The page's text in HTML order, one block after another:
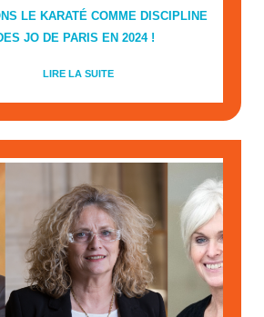
LE KARATÉ COMME DISCIPLINE
JO DE PARIS EN 2024 !
LIRE LA SUITE